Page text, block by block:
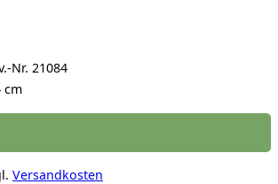
Nr. 21084
cm
Versandkosten